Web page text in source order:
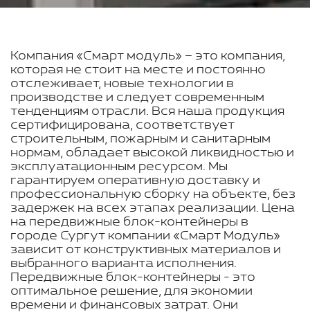
Компания «Смарт модуль» – это компания,
которая не стоит на месте и постоянно
отслеживает, новые технологии в
производстве и следует современным
тенденциям отрасли. Вся наша продукция
сертифицирована, соответствует
строительным, пожарным и санитарным
нормам, обладает высокой ликвидностью и
эксплуатационным ресурсом. Мы
гарантируем оперативную доставку и
профессиональную сборку на объекте, без
задержек на всех этапах реализации. Цена
на передвижные блок-контейнеры в
городе Сургут компании «Смарт Модуль»
зависит от конструктивных материалов и
выбранного варианта исполнения.
Передвижные блок-контейнеры - это
оптимальное решение, для экономии
времени и финансовых затрат. Они